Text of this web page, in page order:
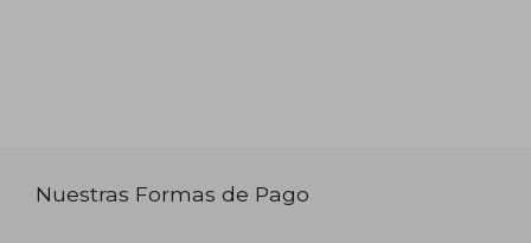
Nuestras Formas de Pago